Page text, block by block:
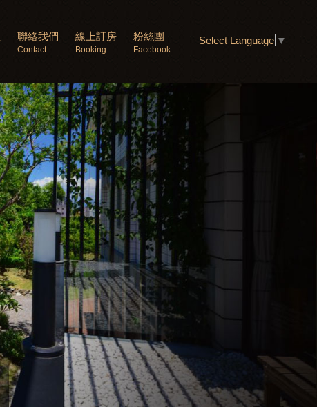
聯絡我們
Contact
線上訂房
Booking
粉絲團
Facebook
Select Language ▼